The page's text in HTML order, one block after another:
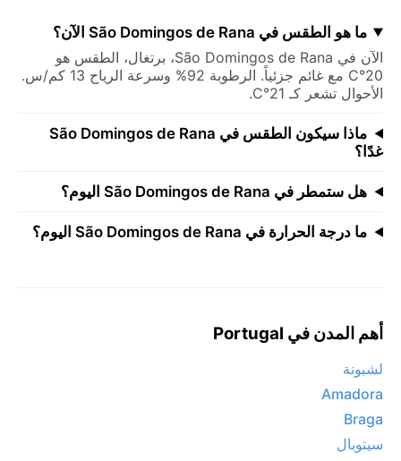
ما هو الطقس في São Domingos de Rana الآن؟
الآن في São Domingos de Rana، برتغال، الطقس هو
20°C مع غائم جزئياً. الرطوبة 92% وسرعة الرياح 13 كم/س.
الأحوال تشعر كـ 21°C.
ماذا سيكون الطقس في São Domingos de Rana
غدًا؟
هل ستمطر في São Domingos de Rana اليوم؟
ما درجة الحرارة في São Domingos de Rana اليوم؟
أهم المدن في Portugal
لشبونة
Amadora
Braga
سيتوبال